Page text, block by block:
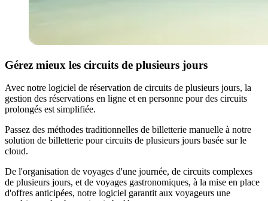
Gérez mieux les circuits de plusieurs jours
Avec notre logiciel de réservation de circuits de plusieurs jours, la
gestion des réservations en ligne et en personne pour des circuits
prolongés est simplifiée.
Passez des méthodes traditionnelles de billetterie manuelle à notre
solution de billetterie pour circuits de plusieurs jours basée sur le
cloud.
De l'organisation de voyages d'une journée, de circuits complexes
de plusieurs jours, et de voyages gastronomiques, à la mise en place
d'offres anticipées, notre logiciel garantit aux voyageurs une